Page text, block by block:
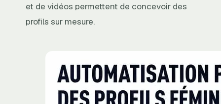
et de vidéos permettent de concevoir des
profils sur mesure.